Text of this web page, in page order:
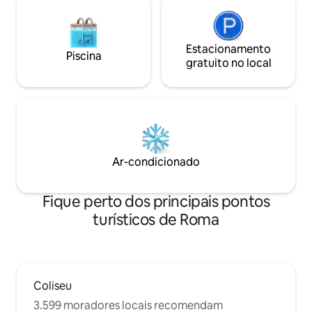
Piscina
Estacionamento
gratuito no local
Ar-condicionado
Fique perto dos principais pontos
turísticos de Roma
Coliseu
3.599 moradores locais recomendam